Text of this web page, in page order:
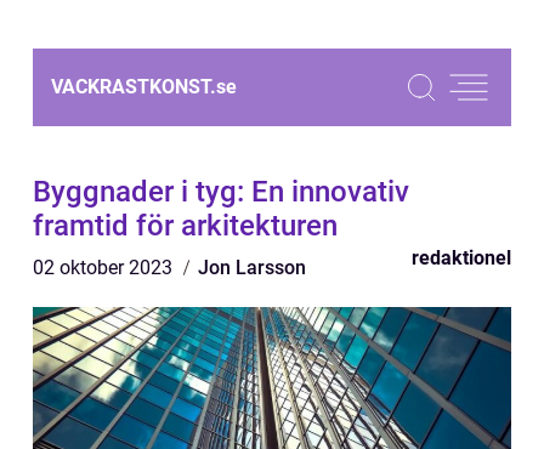
VACKRASTKONST.se
Byggnader i tyg: En innovativ
framtid för arkitekturen
02 oktober 2023 Jon Larsson redaktionel